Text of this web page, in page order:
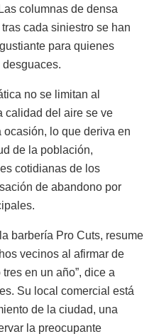
columnas de densa
cada siniestro se han
para quienes
no se limitan al
calidad del aire se ve
lo que deriva en
de la población,
cotidianas de los
de abandono por
barbería Pro Cuts, resume
vecinos al afirmar de
en un año”, dice a
Su local comercial está
de la ciudad, una
la preocupante